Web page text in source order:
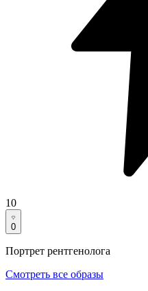
10
0
Портрет рентгенолога
Смотреть все образы